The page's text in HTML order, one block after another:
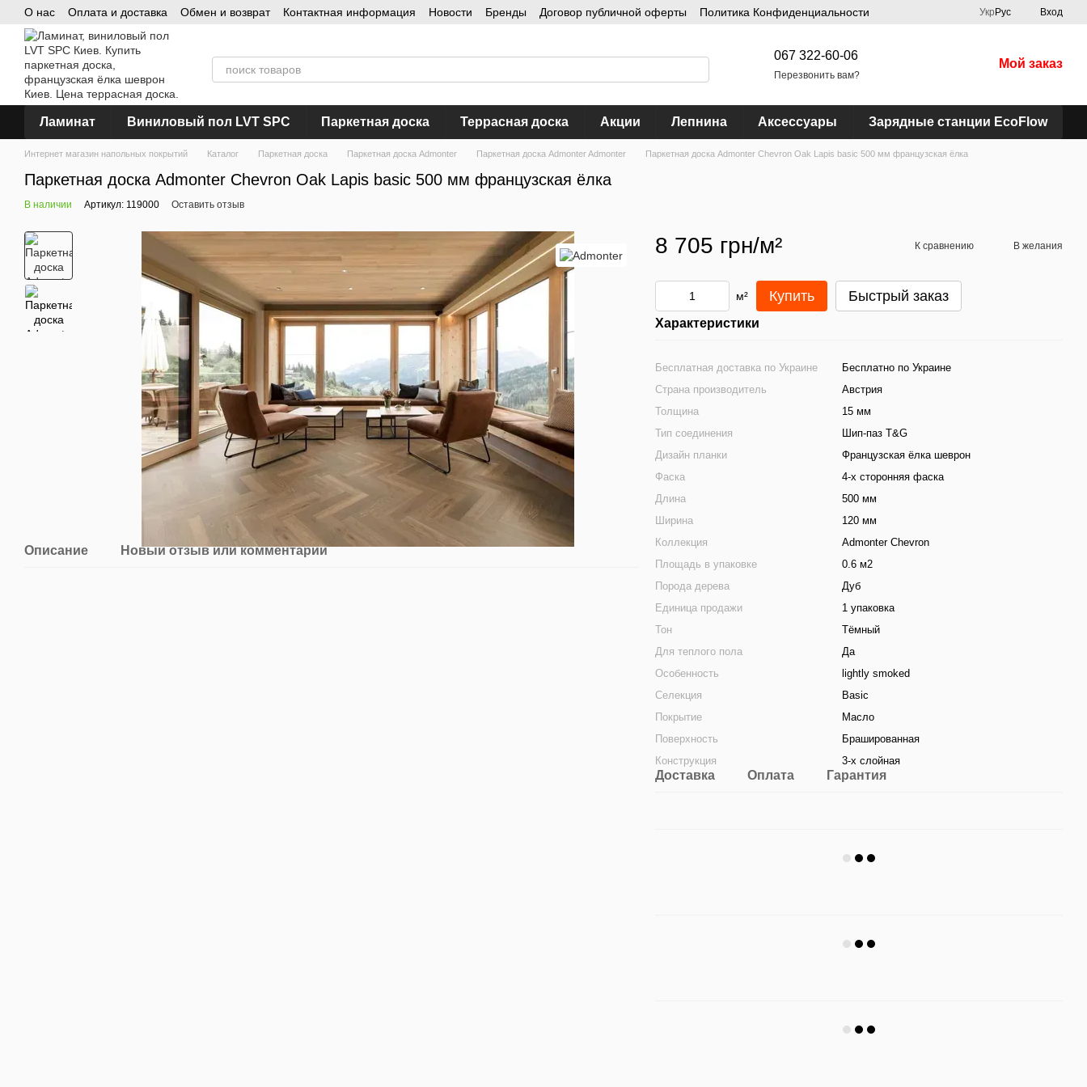
Перейти к основному контенту
О нас Оплата и доставка Обмен и возврат Контактная информация Новости Бренды Договор публичной оферты Политика Конфиденциальности Укр Рус Вход
067 322-60-06
Перезвонить вам?
Мой заказ
Ламинат Виниловый пол LVT SPC Паркетная доска Террасная доска Акции Лепнина Аксессуары Зарядные станции EcoFlow
Интернет магазин напольных покрытий Каталог Паркетная доска Паркетная доска Admonter Паркетная доска Admonter Admonter Паркетная доска Admonter Chevron Oak Lapis basic 500 мм французская ёлка
Паркетная доска Admonter Chevron Oak Lapis basic 500 мм французская ёлка
В наличии Артикул: 119000 Оставить отзыв
Описание Новый отзыв или комментарий
8 705 грн/м² К сравнению В желания
м² Купить Быстрый заказ
Характеристики
Бесплатная доставка по Украине
Бесплатно по Украине
Страна производитель
Австрия
Толщина
15 мм
Тип соединения
Шип-паз T&G
Дизайн планки
Французская ёлка шеврон
Фаска
4-х сторонняя фаска
Длина
500 мм
Ширина
120 мм
Коллекция
Admonter Chevron
Площадь в упаковке
0.6 м2
Порода дерева
Дуб
Единица продажи
1 упаковка
Тон
Тёмный
Для теплого пола
Да
Особенность
lightly smoked
Селекция
Basic
Покрытие
Масло
Поверхность
Брашированная
Конструкция
3-х слойная
Доставка Оплата Гарантия